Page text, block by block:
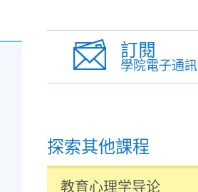
訂閱
學院電子通訊
探索其他課程
教育心理学导论